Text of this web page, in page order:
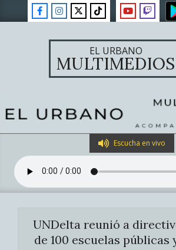
to
EL URBANO
MULTIMEDIOS
Navigation
Menu
Escucha en vivo
UNDelta reunió a
de 100 escuelas públicas